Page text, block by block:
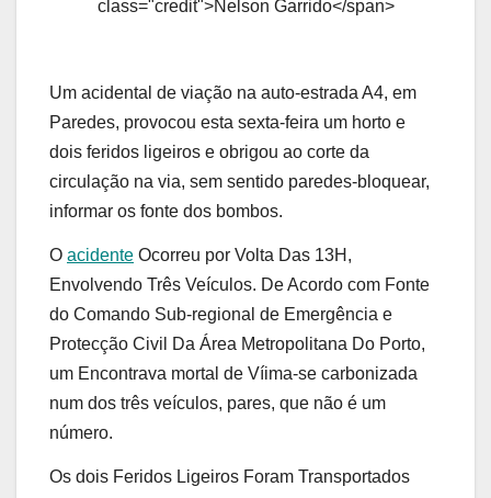
class="credit">Nelson Garrido</span>
Um acidental de viação na auto-estrada A4, em
Paredes, provocou esta sexta-feira um horto e
dois feridos ligeiros e obrigou ao corte da
circulação na via, sem sentido paredes-bloquear,
informar os fonte dos bombos.
O acidente Ocorreu por Volta Das 13H,
Envolvendo Três Veículos. De Acordo com Fonte
do Comando Sub-regional de Emergência e
Protecção Civil Da Área Metropolitana Do Porto,
um Encontrava mortal de Víima-se carbonizada
num dos três veículos, pares, que não é um
número.
Os dois Feridos Ligeiros Foram Transportados